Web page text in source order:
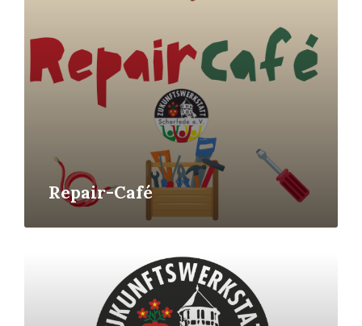
Repair-Café